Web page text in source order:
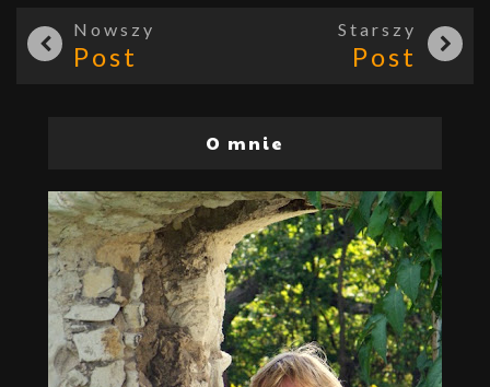
Nowszy
Post
Starszy
Post
O mnie